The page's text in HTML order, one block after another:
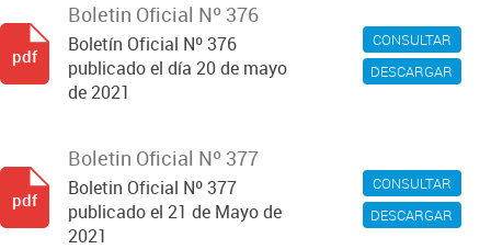
CONSULTAR
DESCARGAR
Boletin Oficial Nº 376
Boletín Oficial Nº 376
publicado el día 20 de mayo
de 2021
pdf
CONSULTAR
DESCARGAR
Boletin Oficial Nº 377
Boletin Oficial Nº 377
publicado el 21 de Mayo de
2021
pdf